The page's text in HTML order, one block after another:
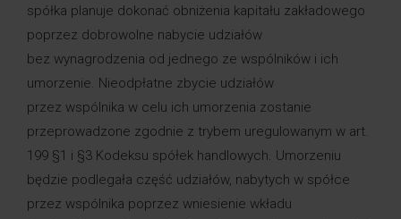
spółka planuje dokonać obniżenia kapitału zakładowego
poprzez dobrowolne nabycie udziałów
bez wynagrodzenia od jednego ze wspólników i ich
umorzenie. Nieodpłatne zbycie udziałów
przez wspólnika w celu ich umorzenia zostanie
przeprowadzone zgodnie z trybem uregulowanym w art.
199 §1 i §3 Kodeksu spółek handlowych. Umorzeniu
będzie podlegała część udziałów, nabytych w spółce
przez wspólnika poprzez wniesienie wkładu